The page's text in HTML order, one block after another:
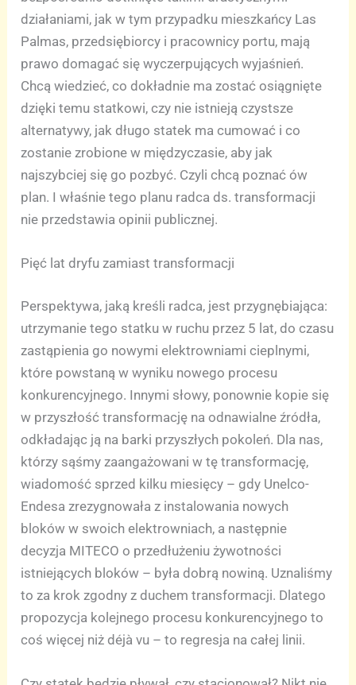
działaniami, jak w tym przypadku mieszkańcy Las
Palmas, przedsiębiorcy i pracownicy portu, mają
prawo domagać się wyczerpujących wyjaśnień.
Chcą wiedzieć, co dokładnie ma zostać osiągnięte
dzięki temu statkowi, czy nie istnieją czystsze
alternatywy, jak długo statek ma cumować i co
zostanie zrobione w międzyczasie, aby jak
najszybciej się go pozbyć. Czyli chcą poznać ów
plan. I właśnie tego planu radca ds. transformacji
nie przedstawia opinii publicznej.
Pięć lat dryfu zamiast transformacji
Perspektywa, jaką kreśli radca, jest przygnębiająca:
utrzymanie tego statku w ruchu przez 5 lat, do czasu
zastąpienia go nowymi elektrowniami cieplnymi,
które powstaną w wyniku nowego procesu
konkurencyjnego. Innymi słowy, ponownie kopie się
w przyszłość transformację na odnawialne źródła,
odkładając ją na barki przyszłych pokoleń. Dla nas,
którzy sąśmy zaangażowani w tę transformację,
wiadomość sprzed kilku miesięcy – gdy Unelco-
Endesa zrezygnowała z instalowania nowych
bloków w swoich elektrowniach, a następnie
decyzja MITECO o przedłużeniu żywotności
istniejących bloków – była dobrą nowiną. Uznaliśmy
to za krok zgodny z duchem transformacji. Dlatego
propozycja kolejnego procesu konkurencyjnego to
coś więcej niż déjà vu – to regresja na całej linii.